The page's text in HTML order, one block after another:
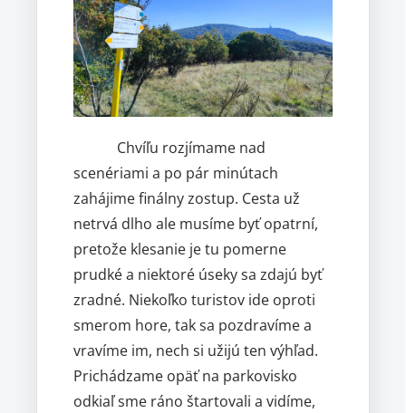
Chvíľu rozjímame nad
scenériami a po pár minútach
zahájime finálny zostup. Cesta už
netrvá dlho ale musíme byť opatrní,
pretože klesanie je tu pomerne
prudké a niektoré úseky sa zdajú byť
zradné. Niekoľko turistov ide oproti
smerom hore, tak sa pozdravíme a
vravíme im, nech si užijú ten výhľad.
Prichádzame opäť na parkovisko
odkiaľ sme ráno štartovali a vidíme,